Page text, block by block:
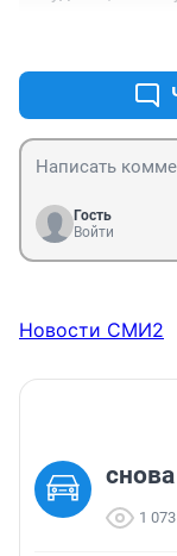
Гость
Войти
Новости СМИ2
1 073